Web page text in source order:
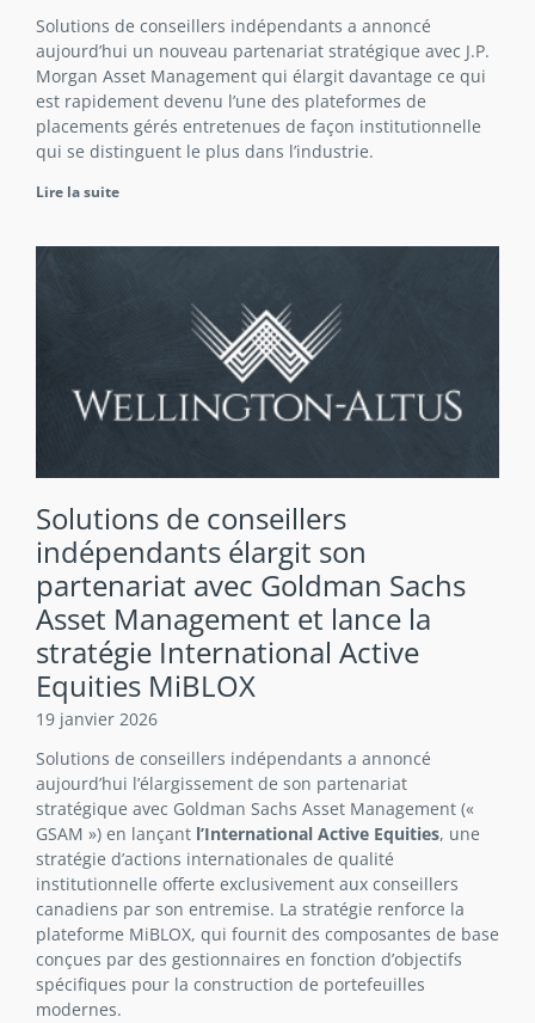
Solutions de conseillers indépendants a annoncé
aujourd’hui un nouveau partenariat stratégique avec J.P.
Morgan Asset Management qui élargit davantage ce qui
est rapidement devenu l’une des plateformes de
placements gérés entretenues de façon institutionnelle
qui se distinguent le plus dans l’industrie.
Lire la suite
Solutions de conseillers
indépendants élargit son
partenariat avec Goldman Sachs
Asset Management et lance la
stratégie International Active
Equities MiBLOX
19 janvier 2026
Solutions de conseillers indépendants a annoncé
aujourd’hui l’élargissement de son partenariat
stratégique avec Goldman Sachs Asset Management («
GSAM ») en lançant l’International Active Equities, une
stratégie d’actions internationales de qualité
institutionnelle offerte exclusivement aux conseillers
canadiens par son entremise. La stratégie renforce la
plateforme MiBLOX, qui fournit des composantes de base
conçues par des gestionnaires en fonction d’objectifs
spécifiques pour la construction de portefeuilles
modernes.